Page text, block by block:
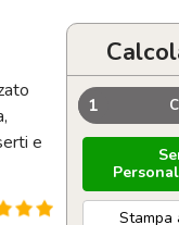
e
1
Stampa